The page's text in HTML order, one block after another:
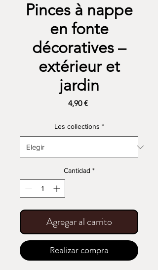
Pinces à nappe
en fonte
décoratives –
extérieur et
jardin
4,90 €Precio
Les collections *
Cantidad *
Agregar al carrito
Realizar compra